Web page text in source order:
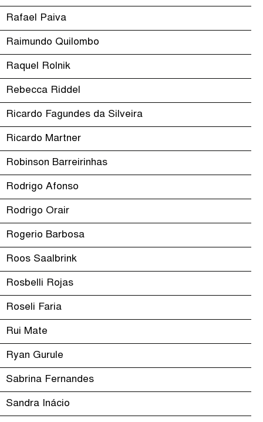
Rafael Paiva
Raimundo Quilombo
Raquel Rolnik
Rebecca Riddel
Ricardo Fagundes da Silveira
Ricardo Martner
Robinson Barreirinhas
Rodrigo Afonso
Rodrigo Orair
Rogerio Barbosa
Roos Saalbrink
Rosbelli Rojas
Roseli Faria
Rui Mate
Ryan Gurule
Sabrina Fernandes
Sandra Inácio